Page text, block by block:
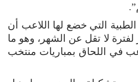
التي خضع لها اللاعب أن
لا تقل عن الشهر، وهو ما
في اللحاق بمباريات منتخب